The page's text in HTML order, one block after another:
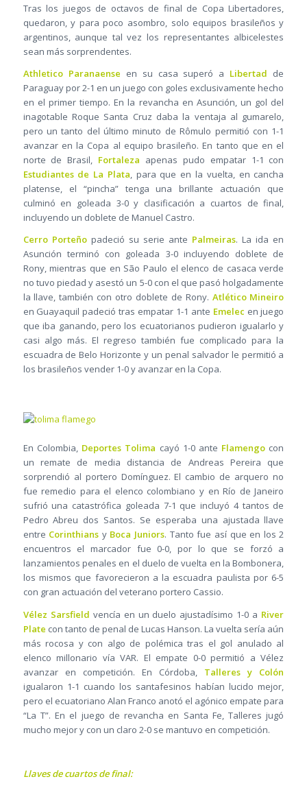
Tras los juegos de octavos de final de Copa Libertadores,
quedaron, y para poco asombro, solo equipos brasileños y
argentinos, aunque tal vez los representantes albicelestes
sean más sorprendentes.
Athletico Paranaense en su casa superó a Libertad de
Paraguay por 2-1 en un juego con goles exclusivamente hecho
en el primer tiempo. En la revancha en Asunción, un gol del
inagotable Roque Santa Cruz daba la ventaja al gumarelo,
pero un tanto del último minuto de Rômulo permitió con 1-1
avanzar en la Copa al equipo brasileño. En tanto que en el
norte de Brasil, Fortaleza apenas pudo empatar 1-1 con
Estudiantes de La Plata, para que en la vuelta, en cancha
platense, el “pincha” tenga una brillante actuación que
culminó en goleada 3-0 y clasificación a cuartos de final,
incluyendo un doblete de Manuel Castro.
Cerro Porteñopadeció su serie ante Palmeiras. La ida en
Asunción terminó con goleada 3-0 incluyendo doblete de
Rony, mientras que en São Paulo el elenco de casaca verde
no tuvo piedad y asestó un 5-0 con el que pasó holgadamente
la llave, también con otro doblete de Rony. Atlético Mineiro
en Guayaquil padeció tras empatar 1-1 ante Emelec en juego
que iba ganando, pero los ecuatorianos pudieron igualarlo y
casi algo más. El regreso también fue complicado para la
escuadra de Belo Horizonte y un penal salvador le permitió a
los brasileños vender 1-0 y avanzar en la Copa.
En Colombia, Deportes Tolima cayó 1-0 ante Flamengo con
un remate de media distancia de Andreas Pereira que
sorprendió al portero Domínguez. El cambio de arquero no
fue remedio para el elenco colombiano y en Río de Janeiro
sufrió una catastrófica goleada 7-1 que incluyó 4 tantos de
Pedro Abreu dos Santos. Se esperaba una ajustada llave
entre Corinthians yBoca Juniors. Tanto fue así que en los 2
encuentros el marcador fue 0-0, por lo que se forzó a
lanzamientos penales en el duelo de vuelta en la Bombonera,
los mismos que favorecieron a la escuadra paulista por 6-5
con gran actuación del veterano portero Cassio.
Vélez Sarsfield vencía en un duelo ajustadísimo 1-0 a River
Plate con tanto de penal de Lucas Hanson. La vuelta sería aún
más rocosa y con algo de polémica tras el gol anulado al
elenco millonario vía VAR. El empate 0-0 permitió a Vélez
avanzar en competición. En Córdoba, Talleres y Colón
igualaron 1-1 cuando los santafesinos habían lucido mejor,
pero el ecuatoriano Alan Franco anotó el agónico empate para
“La T”. En el juego de revancha en Santa Fe, Talleres jugó
mucho mejor y con un claro 2-0 se mantuvo en competición.
Llaves de cuartos de final: